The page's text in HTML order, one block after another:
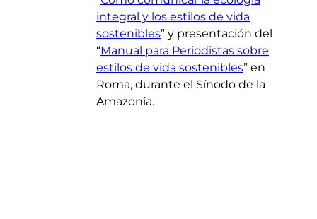
integral y los estilos de vida
sostenibles” y presentación del
“Manual para Periodistas sobre
estilos de vida sostenibles” en
Roma, durante el Sínodo de la
Amazonía.